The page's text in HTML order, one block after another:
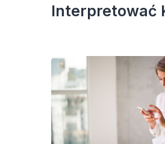
Interpretować